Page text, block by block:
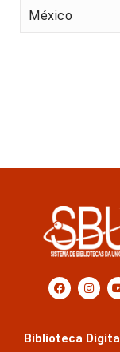
México
Biblioteca